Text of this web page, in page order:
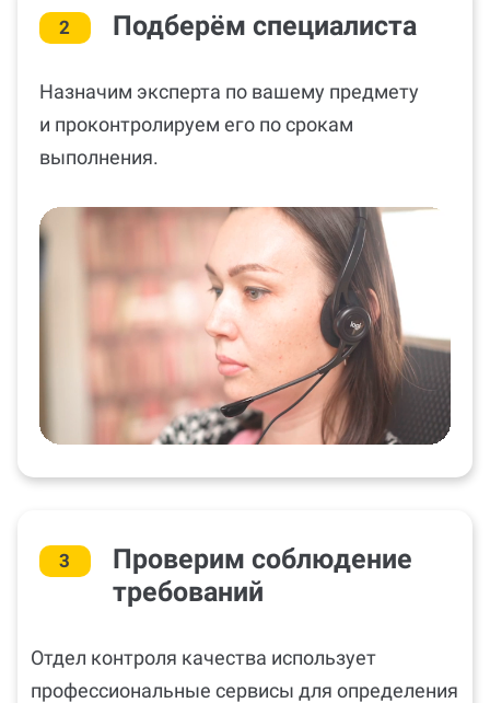
2 Подберём специалиста
Назначим эксперта по вашему предмету
и проконтролируем его по срокам
выполнения.
3
Проверим соблюдение
требований
Отдел контроля качества использует
профессиональные сервисы для определения